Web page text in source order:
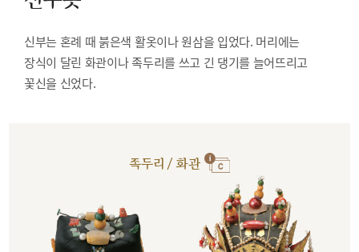
신부는 혼례 때 붉은색 활옷이나 원삼을 입었다. 머리에는
장식이 달린 화관이나 족두리를 쓰고 긴 댕기를 늘어뜨리고
꽃신을 신었다.
족두리 / 화관